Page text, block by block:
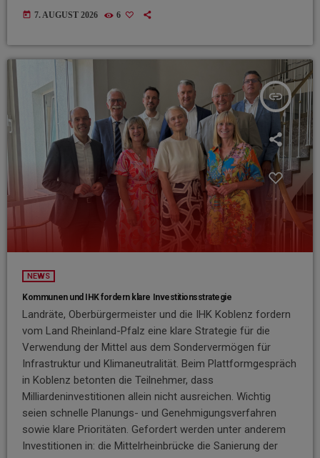
today 7. AUGUST 2026 6
insert_link
NEWS
Kommunen und IHK fordern klare Investitionsstrategie
Landräte, Oberbürgermeister und die IHK Koblenz fordern
vom Land Rheinland-Pfalz eine klare Strategie für die
Verwendung der Mittel aus dem Sondervermögen für
Infrastruktur und Klimaneutralität. Beim Plattformgespräch
in Koblenz betonten die Teilnehmer, dass
Milliardeninvestitionen allein nicht ausreichen. Wichtig
seien schnelle Planungs- und Genehmigungsverfahren
sowie klare Prioritäten. Gefordert werden unter anderem
Investitionen in: die Mittelrheinbrücke die Sanierung der